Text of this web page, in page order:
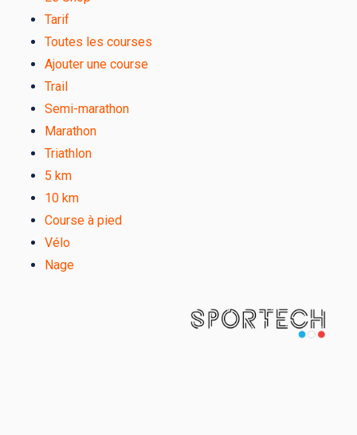
Tarif
Toutes les courses
Ajouter une course
Trail
Semi-marathon
Marathon
Triathlon
5 km
10 km
Course à pied
Vélo
Nage